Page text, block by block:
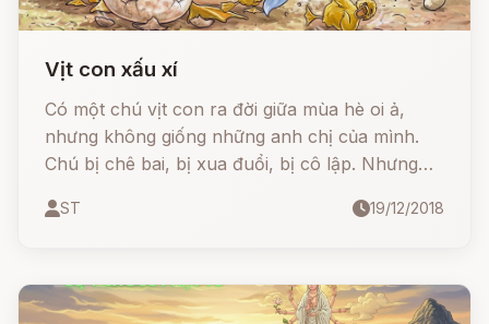
Vịt con xấu xí
Có một chú vịt con ra đời giữa mùa hè oi ả,
nhưng không giống những anh chị của mình.
Chú bị chê bai, bị xua đuổi, bị cô lập. Nhưng
cùng lắng nghe câu chuyện đầy cảm xúc này
ST 19/12/2018